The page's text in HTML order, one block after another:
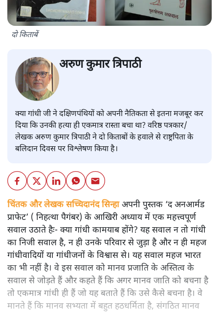
दो किताबें
अरुण कुमार त्रिपाठी
क्या गांधी जी ने दक्षिणपंथियों को अपनी नैतिकता से इतना मजबूर कर
दिया कि उनकी हत्या ही एकमात्र रास्ता बचा था? वरिष्ठ पत्रकार/
लेखक अरुण कुमार त्रिपाठी ने दो किताबों के हवाले से राष्ट्रपिता के
बलिदान दिवस पर विश्लेषण किया है।
चिंतक और लेखक सच्चिदानंद सिन्हाअपनी पुस्तक ‘द अनआर्मड
प्राफेट’ ( निहत्था पैगंबर) के आखिरी अध्याय में एक महत्त्वपूर्ण
सवाल उठाते हैः- क्या गांधी कामयाब होंगे? यह सवाल न तो गांधी
का निजी सवाल है, न ही उनके परिवार से जुड़ा है और न ही महज
गांधीवादियों या गांधीजनों के विश्वास से। यह सवाल महज भारत
का भी नहीं है। वे इस सवाल को मानव प्रजाति के अस्तित्व के
सवाल से जोड़ते हैं और कहते हैं कि अगर मानव जाति को बचना है
तो एकमात्र गांधी ही हैं जो यह बताते हैं कि उसे कैसे बचना है। वे
मानते हैं कि मानव सभ्यता में बहुत हठधर्मिता है, संगठित मानव